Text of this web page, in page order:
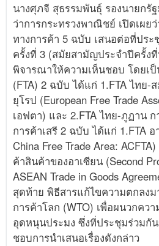
นางศุภจี สุธรรมพันธุ์ รองนายกรั
ว่าการกระทรวงพาณิชย์ เปิดเผย
ทางการค้า 5 ฉบับ เสนอต่อที่ประ
ครั้งที่ 3 (สมัยสามัญประจำปีครั้ง
พิจารณาให้ความเห็นชอบ โดยเป็
(FTA) 2 ฉบับ ได้แก่ 1.FTA ไทย-
ยุโรป (European Free Trade
เอฟตา) และ 2.FTA ไทย-ภูฏาน
การค้าเสรี 2 ฉบับ ได้แก่ 1.FTA
China Free Trade Area:
ค้าสินค้าของอาเซียน (Second
ASEAN Trade in Goods
สุดท้าย พิธีสารแก้ไขความตกลงม
การค้าโลก (WTO) เพื่อผนวกคว
อุดหนุนประมง ซึ่งที่ประชุมร่วมกั
ชอบการนำเสนอเรื่องดังกล่าว